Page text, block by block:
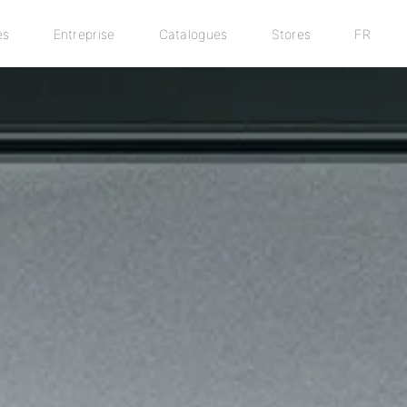
Entreprise Catalogues Stores FR